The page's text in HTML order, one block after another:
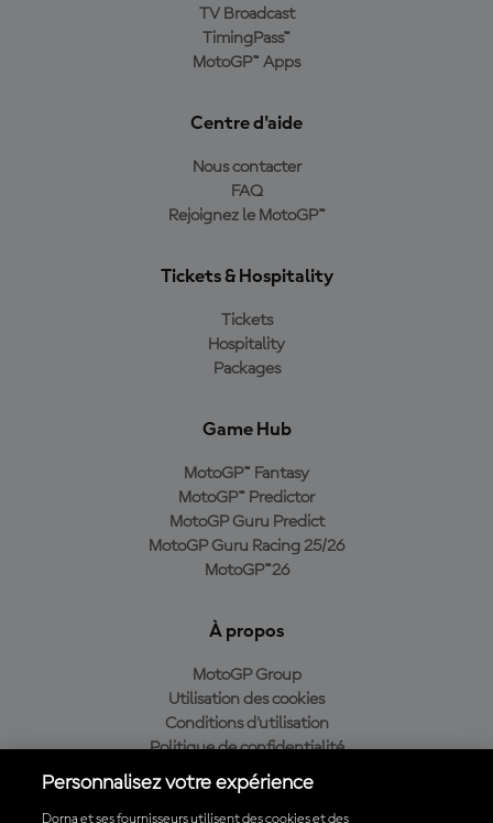
TV Broadcast
TimingPass™
MotoGP™ Apps
Centre d'aide
Nous contacter
FAQ
Rejoignez le MotoGP™
Tickets & Hospitality
Tickets
Hospitality
Packages
Game Hub
MotoGP™ Fantasy
MotoGP™ Predictor
MotoGP Guru Predict
MotoGP Guru Racing 25/26
MotoGP™26
À propos
MotoGP Group
Utilisation des cookies
Conditions d'utilisation
Politique de confidentialité
Politique d’achat
Personnalisez votre expérience
Dorna et ses fournisseurs utilisent des cookies et des